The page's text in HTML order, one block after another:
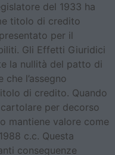
del 1933 ha
titolo di credito
per il
Gli Effetti Giuridici
la nullità del patto di
l’assegno
di credito. Quando
per decorso
mantiene valore come
c.c. Questa
conseguenze